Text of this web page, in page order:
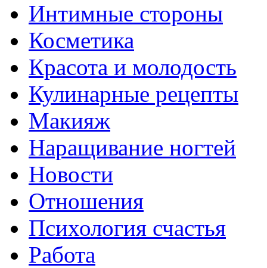
Интимные стороны
Косметика
Красота и молодость
Кулинарные рецепты
Макияж
Наращивание ногтей
Новости
Отношения
Психология счастья
Работа